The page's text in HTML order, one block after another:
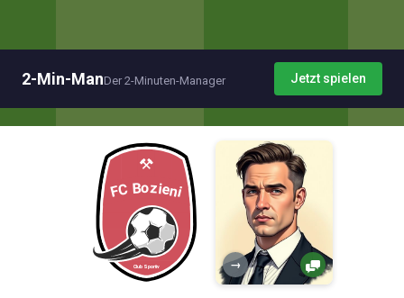
2-Min-ManDer 2-Minuten-Manager Jetzt spielen
→